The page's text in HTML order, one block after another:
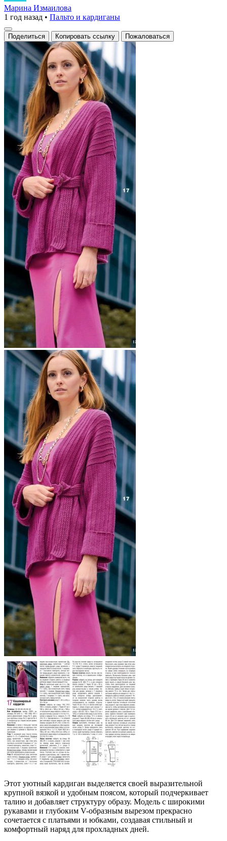
с
поясом
и
крупной
вязкой.
Марина Измаилова
1 год назад • Пальто и кардиганы
Поделиться Копировать ссылку Пожаловаться
Этот уютный кардиган выделяется своей выразительной
крупной вязкой и удобным поясом, который подчеркивает
талию и добавляет структуру образу. Модель с широкими
рукавами и глубоким V-образным вырезом прекрасно
сочетается с платьями и юбками, создавая стильный и
комфортный наряд для прохладных дней.